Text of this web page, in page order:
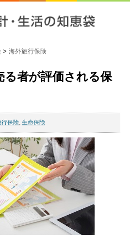
> 海外旅行保険
る者が評価される保
行保険, 生命保険